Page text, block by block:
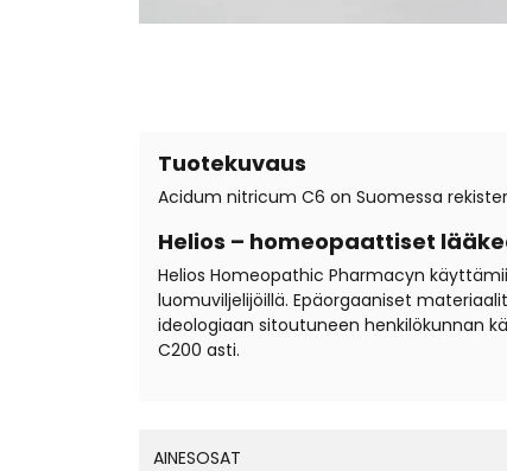
Tuotekuvaus
Acidum nitricum C6 on Suomessa
Helios – homeopaattiset
Helios Homeopathic Pharmacyn
luomuviljelijöillä. Epäorgaaniset
ideologiaan sitoutuneen henkilökunnan
C200 asti.
AINESOSAT